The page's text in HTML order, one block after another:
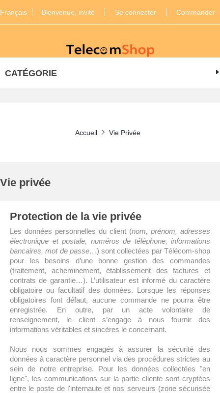
Français Bienvenue, invité Se connecter Commander
CATÉGORIE
Accueil Vie Privée
Vie privée
Protection de la vie privée
Les données personnelles du client (nom, prénom, adresses
électronique et postale, numéros de téléphone, informations
bancaires, mot de passe…) sont collectées par Télécom-shop
pour les besoins d’une bonne gestion des commandes
(traitement, acheminement, établissement des factures et
contrats de garantie…). L’utilisateur est informé du caractère
obligatoire ou facultatif des données. Lorsque les réponses
obligatoires font défaut, aucune commande ne pourra être
enregistrée. En outre, par un acte volontaire de
renseignement, le client s’engage à nous fournir des
informations véritables et sincères le concernant.
Nous nous sommes engagés à assurer la sécurité des
données à caractère personnel via des procédures strictes au
sein de notre entreprise. Pour les données collectées "en
ligne", les communications sur la partie cliente sont cryptées
entre le poste de l'internaute et nos serveurs (zone sécurisée